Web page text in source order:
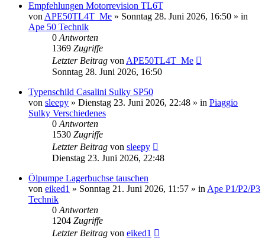
Empfehlungen Motorrevision TL6T
von APE50TL4T_Me » Sonntag 28. Juni 2026, 16:50 » in
Ape 50 Technik
0 Antworten
1369 Zugriffe
Letzter Beitrag von APE50TL4T_Me
Sonntag 28. Juni 2026, 16:50
Typenschild Casalini Sulky SP50
von sleepy » Dienstag 23. Juni 2026, 22:48 » in Piaggio
Sulky Verschiedenes
0 Antworten
1530 Zugriffe
Letzter Beitrag von sleepy
Dienstag 23. Juni 2026, 22:48
Ölpumpe Lagerbuchse tauschen
von eiked1 » Sonntag 21. Juni 2026, 11:57 » in Ape P1/P2/P3
Technik
0 Antworten
1204 Zugriffe
Letzter Beitrag von eiked1